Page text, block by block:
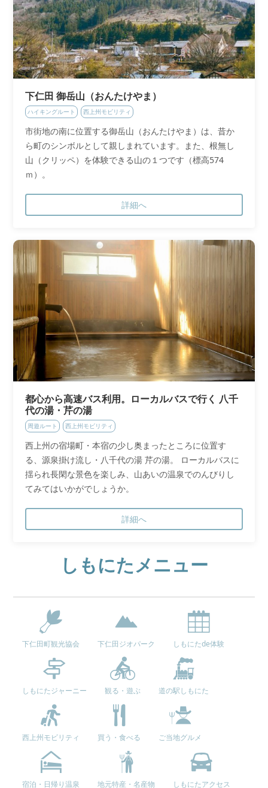
下仁田 御岳山（おんたけやま）
ハイキングルート 西上州モビリティ
市街地の南に位置する御岳山（おんたけやま）は、昔か
ら町のシンボルとして親しまれています。また、根無し
山（クリッペ）を体験できる山の１つです（標高574
ｍ）。
詳細へ
都心から高速バス利用。ローカルバスで行く 八千
代の湯・芹の湯
周遊ルート 西上州モビリティ
西上州の宿場町・本宿の少し奥まったところに位置す
る、源泉掛け流し・八千代の湯 芹の湯。 ローカルバスに
揺られ長閑な景色を楽しみ、山あいの温泉でのんびりし
てみてはいかがでしょうか。
詳細へ
しもにたメニュー
下仁田町観光協会 下仁田ジオパーク しもにたde体験
しもにたジャーニー 観る・遊ぶ 道の駅しもにた
西上州モビリティ 買う・食べる ご当地グルメ
宿泊・日帰り温泉 地元特産・名産物 しもにたアクセス